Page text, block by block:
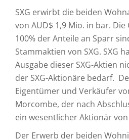
SXG erwirbt die beiden
von AUD$ 1,9 Mio. in bar.
100% der Anteile an Sparr
Stammaktien von SXG. SXG
Ausgabe dieser SXG-Aktien
der SXG-Aktionäre bedarf.
Eigentümer und Verkäufer
Morcombe, der nach
ein wesentlicher Aktionär von
Der Erwerb der beiden